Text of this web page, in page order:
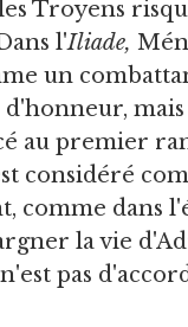
Troyens
l'Iliade,
un
mais
au premier
considéré
comme dans
la vie
pas